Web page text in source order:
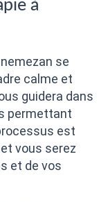
à
se
calme et
guidera dans
permettant
est
vous serez
et de vos